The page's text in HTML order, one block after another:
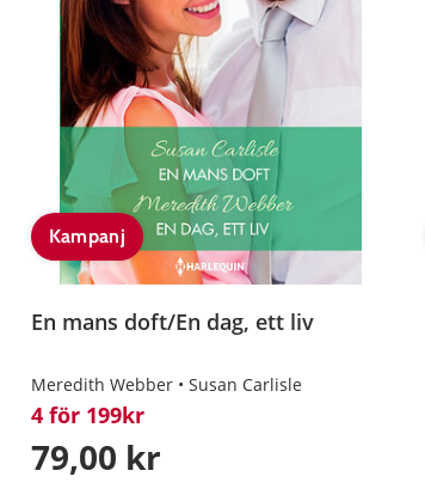
Kampanj
En mans doft/En dag, ett liv
Meredith Webber Susan Carlisle
4 för 199kr
79,00 kr